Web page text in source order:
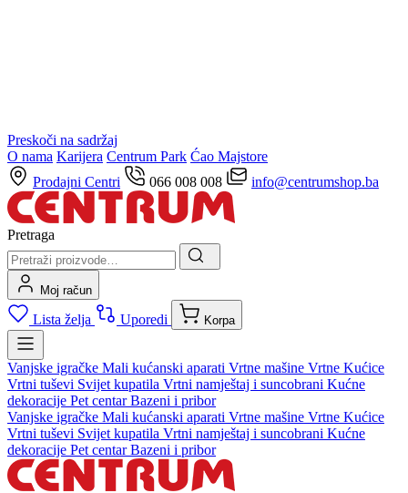
Preskoči na sadržaj
O nama Karijera Centrum Park Ćao Majstore
Prodajni Centri
066 008 008 info@centrumshop.ba
Pretraga
Moj račun
Lista želja Uporedi Korpa
Vanjske igračke Mali kućanski aparati Vrtne mašine Vrtne Kućice
Vrtni tuševi Svijet kupatila Vrtni namještaj i suncobrani Kućne
dekoracije Pet centarBazeni i pribor
Vanjske igračke Mali kućanski aparati Vrtne mašine Vrtne Kućice
Vrtni tuševi Svijet kupatila Vrtni namještaj i suncobrani Kućne
dekoracije Pet centarBazeni i pribor